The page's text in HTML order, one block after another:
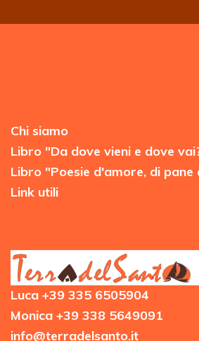
Chi siamo
Libro "Da dove vieni e dove
Libro "Poesie d'amore, di pane
Link utili
Luca +39 335 6505904
Monica +39 338 5649091
info@terradelsanto.it